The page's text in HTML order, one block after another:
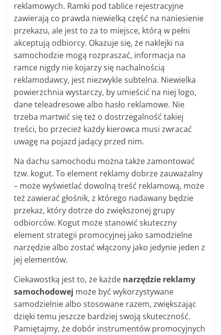
reklamowych. Ramki pod tablice rejestracyjne
zawierają co prawda niewielką część na naniesienie
przekazu, ale jest to za to miejsce, którą w pełni
akceptują odbiorcy. Okazuje się, że naklejki na
samochodzie mogą rozpraszać, informacja na
ramce nigdy nie kojarzy się nachalnością
reklamodawcy, jest niezwykle subtelna. Niewielka
powierzchnia wystarczy, by umieścić na niej logo,
dane teleadresowe albo hasło reklamowe. Nie
trzeba martwić się też o dostrzegalność takiej
treści, bo przecież każdy kierowca musi zwracać
uwagę na pojazd jadący przed nim.
Na dachu samochodu można także zamontować
tzw. kogut. To element reklamy dobrze zauważalny
– może wyświetlać dowolną treść reklamową, może
też zawierać głośnik, z którego nadawany będzie
przekaz, który dotrze do zwiększonej grupy
odbiorców. Kogut może stanowić skuteczny
element strategii promocyjnej jako samodzielne
narzędzie albo zostać włączony jako jedynie jeden z
jej elementów.
Ciekawostką jest to, że każde narzędzie reklamy
samochodowej może być wykorzystywane
samodzielnie albo stosowane razem, zwiększając
dzięki temu jeszcze bardziej swoją skuteczność.
Pamiętajmy, że dobór instrumentów promocyjnych